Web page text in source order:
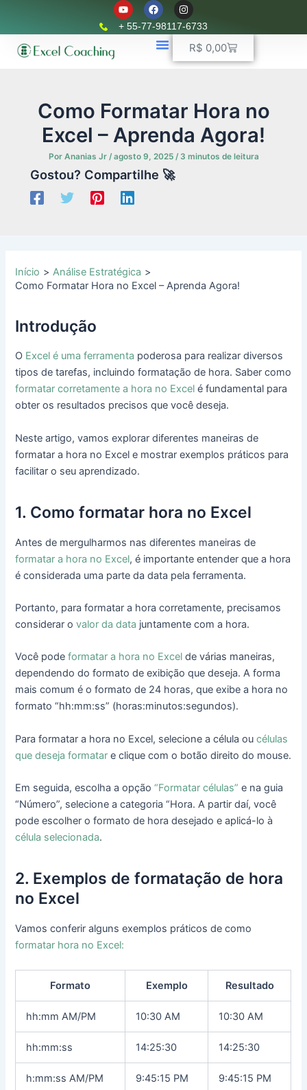
conteúdo
Y
o
u
t
F
a
c
e
b
o
I
n
s
t
r
+ 55-77-98117-6733
R$ 0,00Carrinho
Como Formatar Hora no
Excel – Aprenda Agora!
Por Ananias Jr /agosto 9, 2025 / 3 minutos de leitura
Gostou? Compartilhe 🚀
Início
Análise Estratégica
Como Formatar Hora no Excel – Aprenda Agora!
Introdução
O Excel é uma ferramenta poderosa para realizar diversos
tipos de tarefas, incluindo formatação de hora. Saber como
formatar corretamente a hora no Excel é fundamental para
obter os resultados precisos que você deseja.
Neste artigo, vamos explorar diferentes maneiras de
formatar a hora no Excel e mostrar exemplos práticos para
facilitar o seu aprendizado.
1. Como formatar hora no Excel
Antes de mergulharmos nas diferentes maneiras de
formatar a hora no Excel, é importante entender que a hora
é considerada uma parte da data pela ferramenta.
Portanto, para formatar a hora corretamente, precisamos
considerar ovalor da data juntamente com a hora.
Você podeformatar a hora no Excel de várias maneiras,
dependendo do formato de exibição que deseja. A forma
mais comum é o formato de 24 horas, que exibe a hora no
formato “hh:mm:ss” (horas:minutos:segundos).
Para formatar a hora no Excel, selecione a célula oucélulas
que deseja formatar e clique com o botão direito do mouse.
Em seguida, escolha a opção“Formatar células” e na guia
“Número”, selecione a categoria “Hora. A partir daí, você
pode escolher o formato de hora desejado e aplicá-lo à
célula selecionada.
2. Exemplos de formatação de hora
no Excel
Vamos conferir alguns exemplos práticos de como
formatar hora no Excel:
Formato Exemplo Resultado
hh:mm AM/PM 10:30 AM 10:30 AM
hh:mm:ss 14:25:30 14:25:30
h:mm:ss AM/PM 9:45:15 PM 9:45:15 PM